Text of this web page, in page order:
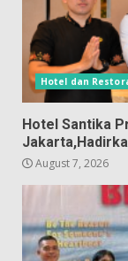
Hotel dan
Hotel Santika
August 7, 2026